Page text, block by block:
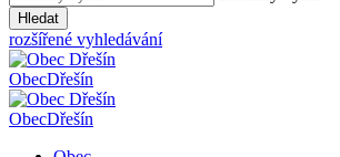
Hledat
rozšířené vyhledávání
ObecDřešín
ObecDřešín